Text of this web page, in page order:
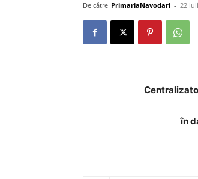
De către PrimariaNavodari - 22
în